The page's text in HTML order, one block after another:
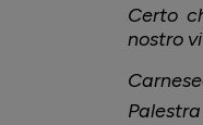
Certo
nostro